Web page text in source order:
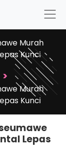
Murah
Kunci
>
Murah
Kunci
Lepas